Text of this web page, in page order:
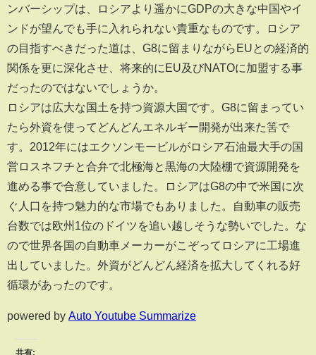
ンバーシップは、ロシアより遥かにGDPの大きな中国やイ
ンドが望んでも手に入れられない貴重なものです。ロシア
の目指すべきだった道は、G8に留まりながらEUとの経済的
関係を更に深化させ、将来的にEU及びNATOに加盟する事
だったのではないでしょうか。
ロシアは広大な国土を持つ資源大国です。G8に留まってい
たら外資を使ってどんどんエネルギー開発が出来た筈で
す。2012年にはエクソンモービルがロシア石油最大手の国
営ロスネフチと合弁で北極海と黒海の大陸棚で資源開発を
進める事で合意していました。ロシアはG8の中で米国に次
ぐ人口を持つ魅力的な市場でもありました。自動車の販売
台数では欧州1位のドイツを追い越しそうな勢いでした。な
ので世界各国の自動車メーカーがこぞってロシアに工場進
出していました。外資がどんどん経済を拡大してくれる好
循環があったのです。
powered by Auto Youtube Summarize
共有: